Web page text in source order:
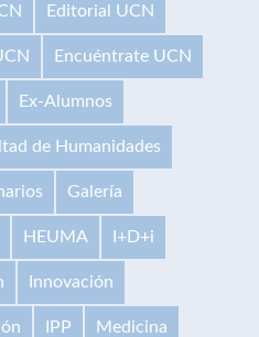
Editorial UCN
Encuéntrate UCN
Ex-Alumnos
de Humanidades
Galería
HEUMA I+D+i
Innovación
IPP Medicina